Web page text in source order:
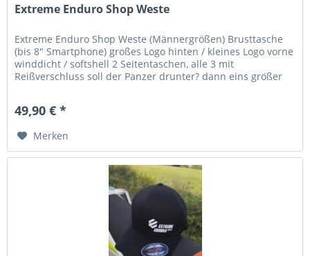
Extreme Enduro Shop Weste
Extreme Enduro Shop Weste (Männergrößen) Brusttasche
(bis 8" Smartphone) großes Logo hinten / kleines Logo vorne
winddicht / softshell 2 Seitentaschen, alle 3 mit
Reißverschluss soll der Panzer drunter? dann eins größer
49,90 € *
Merken